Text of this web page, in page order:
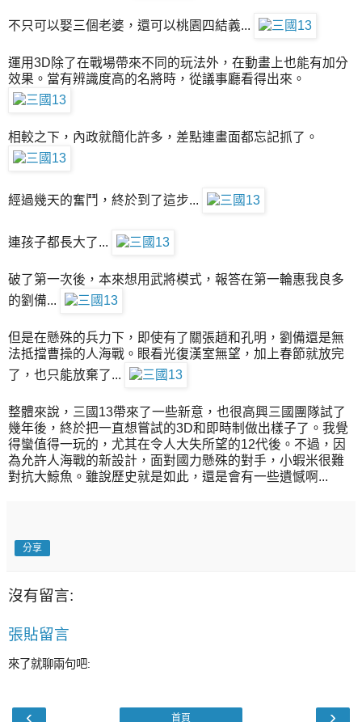
不只可以娶三個老婆，還可以桃園四結義...
運用3D除了在戰場帶來不同的玩法外，在動畫上也能有加分
效果。當有辨識度高的名將時，從議事廳看得出來。
相較之下，內政就簡化許多，差點連畫面都忘記抓了。
經過幾天的奮鬥，終於到了這步...
連孩子都長大了...
破了第一次後，本來想用武將模式，報答在第一輪惠我良多
的劉備...
但是在懸殊的兵力下，即使有了關張趙和孔明，劉備還是無
法抵擋曹操的人海戰。眼看光復漢室無望，加上春節就放完
了，也只能放棄了...
整體來說，三國13帶來了一些新意，也很高興三國團隊試了
幾年後，終於把一直想嘗試的3D和即時制做出樣子了。我覺
得蠻值得一玩的，尤其在令人大失所望的12代後。不過，因
為允許人海戰的新設計，面對國力懸殊的對手，小蝦米很難
對抗大鯨魚。雖說歷史就是如此，還是會有一些遺憾啊...
分享
沒有留言:
張貼留言
來了就聊兩句吧:
‹ ›
首頁